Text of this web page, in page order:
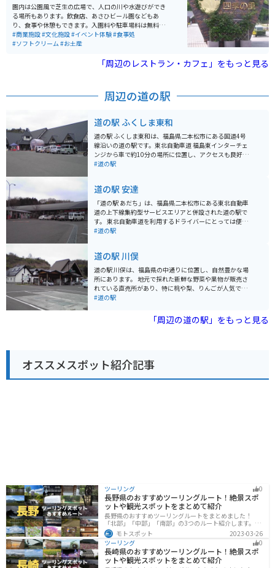
園内は公園風で芝生の広場で、人口の川や水遊びができ
る場所もあります。飲食店、あさひビール園などもあ
り、食事や休憩もできます。入園料や駐車場料は無料。
園外にはお土産店があり、店前の広場では午前中、おば
あちゃん達の朝市がたまに開催されています。
#商業施設#文化施設#イベント体験#食事処
#ソフトクリーム#お土産
「周辺のレストラン・カフェ」をもっと見る
周辺の道の駅
道の駅 ふくしま東和
道の駅 ふくしま東和は、福島県二本松市にある国道4号
線沿いの道の駅です。東北自動車道 福島東インターチェ
ンジから車で約10分の場所に位置し、アクセスも良好で
す。 地元の新鮮な野菜や果物が並ぶ農産物直売所は、特
楽しめます。 バイクで訪れる場合、駐車場も広く停めや
すいので安心です。道の駅周辺には、安達太良山や岳温
泉など、観光スポットも点在しています。雄大な自然の
中をツーリングするのもおすすめです。 お土産には、地
元産のりんごを使ったジュースやジャム、銘菓の「まま
さい。
#道の駅
道の駅 安達
「道の駅 あだち」は、福島県二本松市にある東北自動車
道の上下線集約型サービスエリアと併設された道の駅で
す。 東北自動車道を利用するドライバーにとっては便利
な休憩スポットとなっており、地元の特産品や新鮮な野
にもおすすめです。また、福島県は桃の産地としても知
られており、季節によっては新鮮な桃を使ったスイーツ
なども販売されています。 バイクで訪れる場合でも、駐
車場は広く確保されているので安心して立ち寄ることが
できます。道の駅周辺には、安達太良山や岳温泉など、
#道の駅
道の駅 川俣
道の駅 川俣は、福島県の中通りに位置し、自然豊かな場
所にあります。 地元で採れた新鮮な野菜や果物が販売さ
れている直売所があり、特に桃や梨、りんごが人気で
す。 レストランでは、地元産の食材を使った料理を楽し
しても最適です。 周辺には、あぶくま洞やガラス工房な
#道の駅
「周辺の道の駅」をもっと見る
オススメスポット紹介記事
ツーリング 0
長野県のおすすめツーリングルート！絶景スポ
ットや観光スポットをまとめて紹介
長野県のおすすめツーリングルートをまとめました！
「北部」「中部」「南部」の3つのルート紹介します。諏
訪湖やビーナスラインのような全国でも有名なツーリン
グスポットが多数あります。バイクで長野県にツーリン
グに行く際は参考にしてください。
モトスポット
2023-03-26
ツーリング
0
長崎県のおすすめツーリングルート！絶景スポ
ットや観光スポットをまとめて紹介